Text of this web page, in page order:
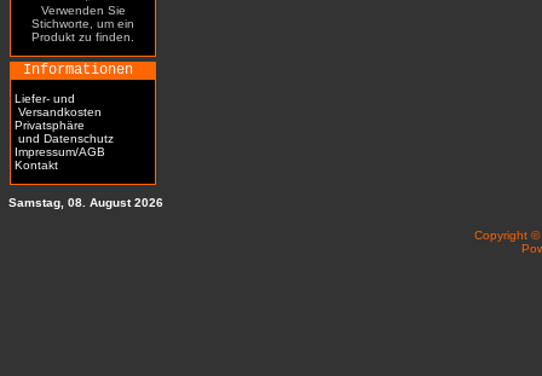
Verwenden Sie
Stichworte, um ein
Produkt zu finden.
Informationen
Liefer- und
Versandkosten
Privatsphäre
und Datenschutz
Impressum/AGB
Kontakt
Samstag, 08. August 2026
Copyright